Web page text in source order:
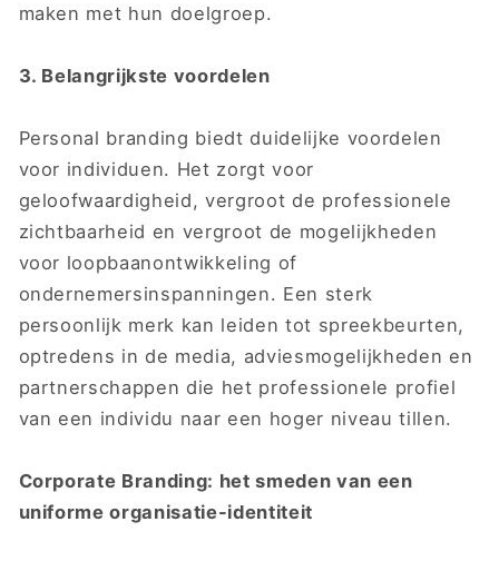
maken met hun doelgroep.
3. Belangrijkste voordelen
Personal branding biedt duidelijke voordelen
voor individuen. Het zorgt voor
geloofwaardigheid, vergroot de professionele
zichtbaarheid en vergroot de mogelijkheden
voor loopbaanontwikkeling of
ondernemersinspanningen. Een sterk
persoonlijk merk kan leiden tot spreekbeurten,
optredens in de media, adviesmogelijkheden en
partnerschappen die het professionele profiel
van een individu naar een hoger niveau tillen.
Corporate Branding: het smeden van een
uniforme organisatie-identiteit